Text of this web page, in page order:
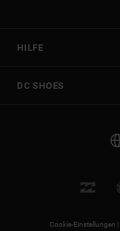
HILFE
DC SHOES
Cookie-Einstellungen |